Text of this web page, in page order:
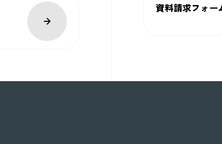
資料請求フォー